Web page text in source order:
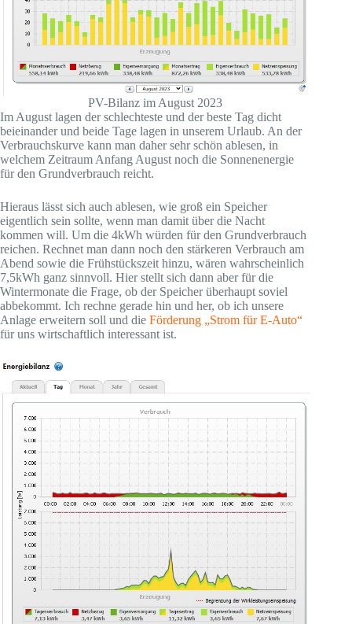
PV-Bilanz im August 2023
Im August lagen der schlechteste und der beste Tag dicht
beieinander und beide Tage lagen in unserem Urlaub. An der
Verbrauchskurve kann man daher sehr schön ablesen, in
welchem Zeitraum Anfang August noch die Sonnenenergie
für den Grundverbrauch reicht.
Hieraus lässt sich auch ablesen, wie groß ein Speicher
eigentlich sein sollte, wenn man damit über die Nacht
kommen will. Um die 4kWh würden für den Grundverbrauch
reichen. Rechnet man dann noch den stärkeren Verbrauch am
Abend sowie die Frühstückszeit hinzu, wären wahrscheinlich
7,5kWh ganz sinnvoll. Hier stellt sich dann aber für die
Wintermonate die Frage, ob der Speicher überhaupt soviel
abbekommt. Ich rechne gerade hin und her, ob ich unsere
Anlage erweitern soll und die Förderung „Strom für E-Auto“
für uns wirtschaftlich interessant ist.